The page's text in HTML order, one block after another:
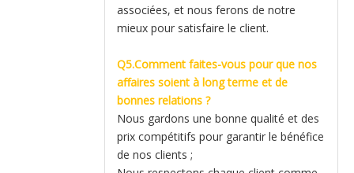
associées, et nous ferons de notre
mieux pour satisfaire le client.
Q5.Comment faites-vous pour que nos
affaires soient à long terme et de
bonnes relations ?
Nous gardons une bonne qualité et des
prix compétitifs pour garantir le bénéfice
de nos clients ;